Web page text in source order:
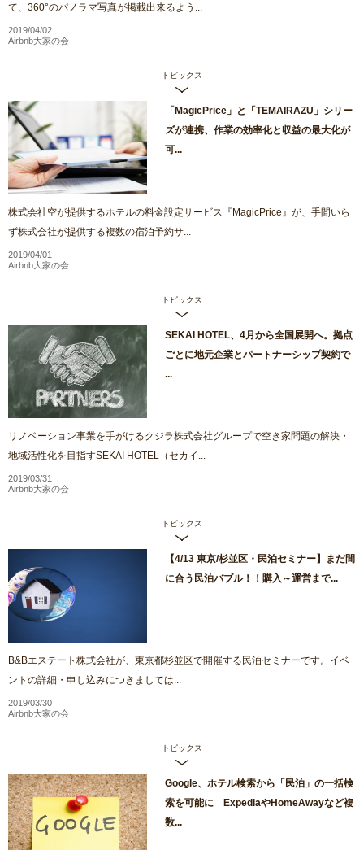
て、360°のパノラマ写真が掲載出来るよう...
2019/04/02
Airbnb大家の会
トピックス
「MagicPrice」と「TEMAIRAZU」シリー
ズが連携、作業の効率化と収益の最大化が
可...
株式会社空が提供するホテルの料金設定サービス『MagicPrice』が、手間いら
ず株式会社が提供する複数の宿泊予約サ...
2019/04/01
Airbnb大家の会
トピックス
SEKAI HOTEL、4月から全国展開へ。拠点
ごとに地元企業とパートナーシップ契約で
...
リノベーション事業を手がけるクジラ株式会社グループで空き家問題の解決・
地域活性化を目指すSEKAI HOTEL（セカイ...
2019/03/31
Airbnb大家の会
トピックス
【4/13 東京/杉並区・民泊セミナー】まだ間
に合う民泊バブル！！購入～運営まで...
B&Bエステート株式会社が、東京都杉並区で開催する民泊セミナーです。イベ
ントの詳細・申し込みにつきましては...
2019/03/30
Airbnb大家の会
トピックス
Google、ホテル検索から「民泊」の一括検
索を可能に ExpediaやHomeAwayなど複
数...